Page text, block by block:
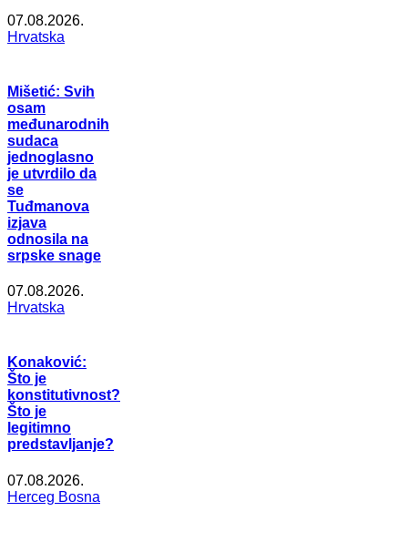
07.08.2026.
Hrvatska
Mišetić: Svih
osam
međunarodnih
sudaca
jednoglasno
je utvrdilo da
se
Tuđmanova
izjava
odnosila na
srpske snage
07.08.2026.
Hrvatska
Konaković:
Što je
konstitutivnost?
Što je
legitimno
predstavljanje?
07.08.2026.
Herceg Bosna